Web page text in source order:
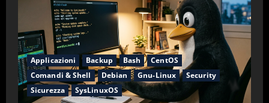
Applicazioni Backup Bash
CentOS
Comandi & Shell
Debian Gnu-Linux
Security
Sicurezza
SysLinuxOS